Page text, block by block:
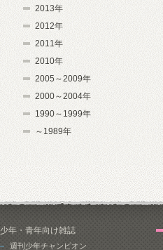
2013年
2012年
2011年
2010年
2005～2009年
2000～2004年
1990～1999年
～1989年
少年・青年向け雑誌
週刊少年チャンピオン